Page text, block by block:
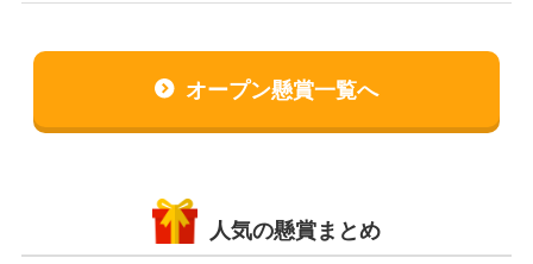
オープン懸賞一覧へ
人気の懸賞まとめ